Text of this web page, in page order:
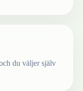
du väljer själv